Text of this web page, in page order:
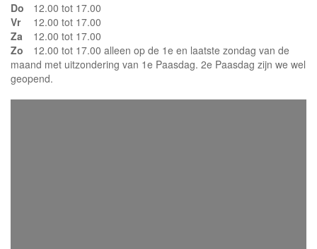
Do
12.00 tot 17.00
Vr
12.00 tot 17.00
Za
12.00 tot 17.00
Zo
12.00 tot 17.00 alleen op de 1e en laatste zondag van de
maand met uitzondering van 1e Paasdag. 2e Paasdag zijn we wel
geopend.